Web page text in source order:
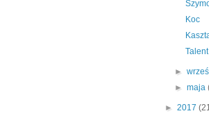
Koc
Talent
►
►maja
► 2017